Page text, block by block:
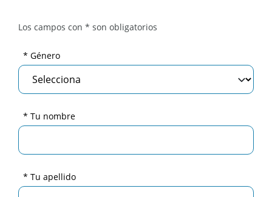
Los campos con * son obligatorios
* Género
* Tu nombre
* Tu apellido